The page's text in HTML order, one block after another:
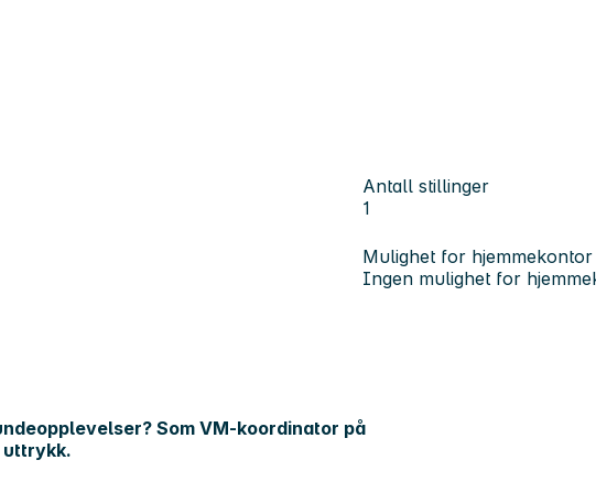
Antall stillinger
1
Mulighet for hjemmekontor
Ingen mulighet for
Som VM-koordinator på
uttrykk.